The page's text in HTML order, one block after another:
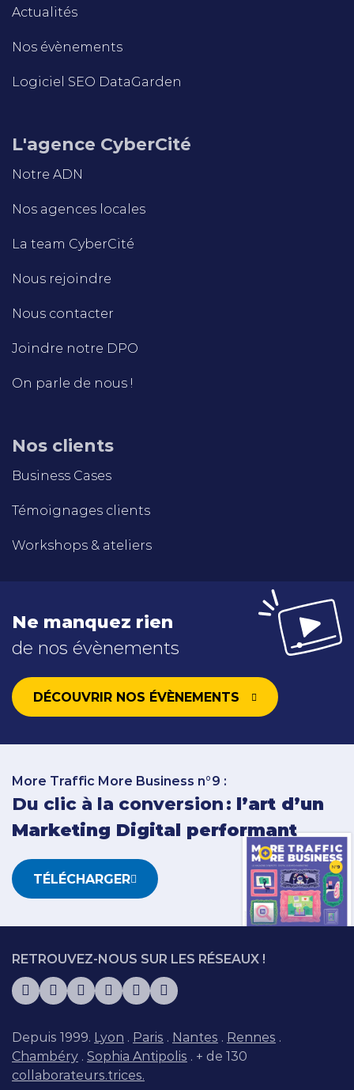
Actualités
Nos évènements
Logiciel SEO DataGarden
L'agence CyberCité
Notre ADN
Nos agences locales
La team CyberCité
Nous rejoindre
Nous contacter
Joindre notre DPO
On parle de nous !
Nos clients
Business Cases
Témoignages clients
Workshops & ateliers
Ne manquez rien
de nos évènements
DÉCOUVRIR NOS ÉVÈNEMENTS
More Traffic More Business n°9 :
Du clic à la conversion : l’art d’un
Marketing Digital performant
TÉLÉCHARGER
RETROUVEZ-NOUS SUR LES RÉSEAUX !
Depuis 1999. Lyon . Paris . Nantes . Rennes .
Chambéry . Sophia Antipolis . + de 130
collaborateurs.trices.